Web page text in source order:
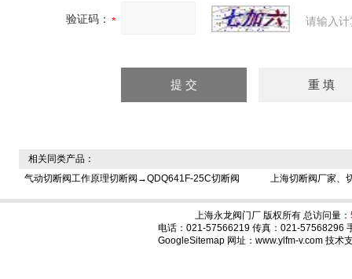
验证码： 请输入
相关同类产品：
气动切断阀工作原理切断阀→QDQ641F-25C切断阀
上海切断阀厂家、
上海永龙阀门厂 版权所有 总访问量：
电话：021-57566219 传真：021-57568296
GoogleSitemap网址：www.ylfm-v.com 技术